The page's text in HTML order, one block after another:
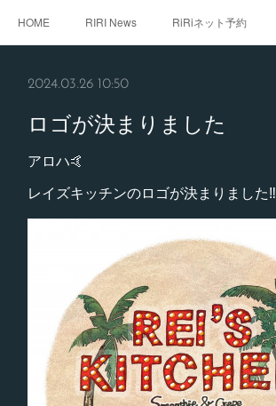
HOME RIRI News RiRiネット予約
2024.03.26 10:50
ロゴが決まりました
アロハ🤙
レイズキッチンのロゴが決まりました‼️